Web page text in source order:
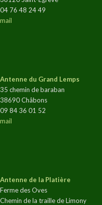
04 76 48 24 49
mail
Antenne du Grand Lemps
35 chemin de baraban
38690 Châbons
09 84 36 01 52
mail
Antenne de la Platière
Ferme des Oves
Chemin de la traille de Limony